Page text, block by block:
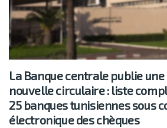
La Banque centrale publie une
nouvelle circulaire : liste
25 banques tunisiennes sous
électronique des chèques